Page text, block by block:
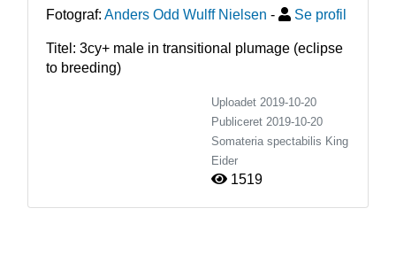
Fotograf: Anders Odd Wulff Nielsen - Se profil
Titel: 3cy+ male in transitional plumage (eclipse
to breeding)
Uploadet 2019-10-20
Publiceret 2019-10-20
Somateria spectabilis King
Eider
1519